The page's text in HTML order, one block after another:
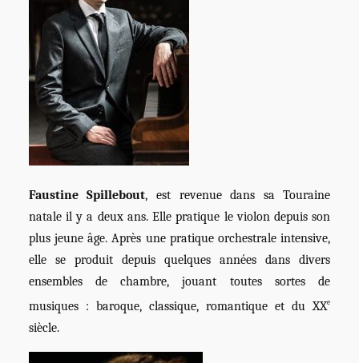
Faustine Spillebout, est revenue dans sa Touraine
natale il y a deux ans. Elle pratique le violon depuis son
plus jeune âge. Après une pratique orchestrale intensive,
elle se produit depuis quelques années dans divers
ensembles de chambre, jouant toutes sortes de
musiques : baroque, classique, romantique et du XXe
siècle.